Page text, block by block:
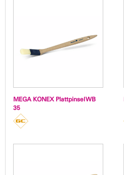
MEGA KONEX Plattpinsel WB
35